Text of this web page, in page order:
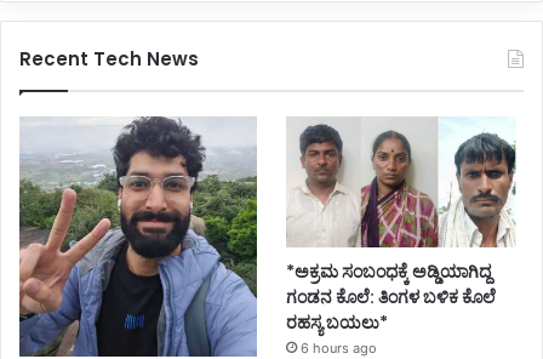
Recent Tech News
*ಅಕ್ರಮ ಸಂಬಂಧಕ್ಕೆ ಅಡ್ಡಿಯಾಗಿದ್ದ
ಗಂಡನ ಕೊಲೆ: ತಿಂಗಳ ಬಳಿಕ ಕೊಲೆ
ರಹಸ್ಯ ಬಯಲು*
6 hours ago